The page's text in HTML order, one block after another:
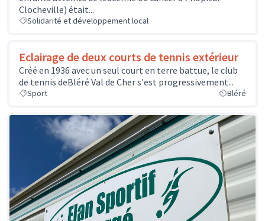
Clocheville) était...
Solidarité et développement local
Eclairage de deux courts de tennis extérieur
Créé en 1936 avec un seul court en terre battue, le club
de tennis deBléré Val de Cher s'est progressivement...
Sport Bléré